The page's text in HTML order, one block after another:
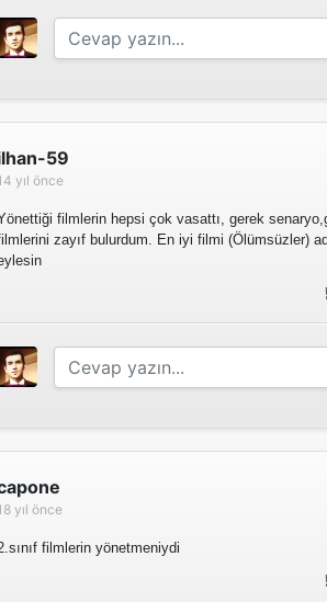
Deliği
Yavrum Oh De
Deliği
Adam
Ölüm
Filmi
Gelen Adam
59
yıl önce
filmlerin hepsi çok vasattı, gerek
zayıf bulurdum. En iyi filmi (Ölümsüzler)
yıl önce
filmlerin yönetmeniydi